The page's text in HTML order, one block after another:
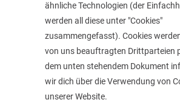
ähnliche Technologien (der
werden all diese unter "Cookies"
zusammengefasst). Cookies
von uns beauftragten Drittparteien
dem unten stehendem Dokument
wir dich über die Verwendung von
unserer Website.